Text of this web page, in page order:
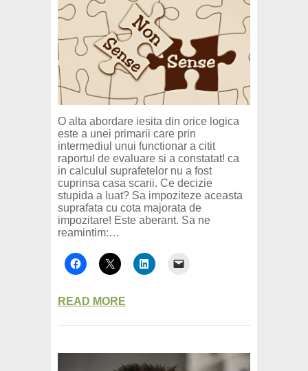
O alta abordare iesita din orice logica
este a unei primarii care prin
intermediul unui functionar a citit
raportul de evaluare si a constatat! ca
in calculul suprafetelor nu a fost
cuprinsa casa scarii. Ce decizie
stupida a luat? Sa impoziteze aceasta
suprafata cu cota majorata de
impozitare! Este aberant. Sa ne
reamintim:…
READ MORE